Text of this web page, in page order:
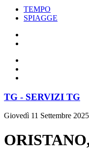
TEMPO
SPIAGGE
TG - SERVIZI TG
Giovedì 11 Settembre